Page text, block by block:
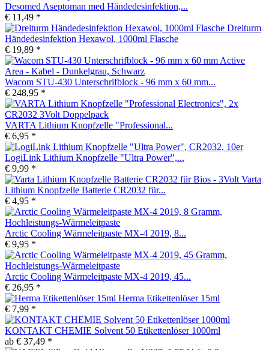
Desomed Aseptoman med Händedesinfektion,...
€ 11,49 *
Dreiturm
Händedesinfektion Hexawol, 1000ml Flasche
€ 19,89 *
Wacom STU-430 Unterschrifblock - 96 mm x 60 mm...
€ 248,95 *
VARTA Lithium Knopfzelle "Professional...
€ 6,95 *
LogiLink Lithium Knopfzelle "Ultra Power",...
€ 9,99 *
Varta
Lithium Knopfzelle Batterie CR2032 für...
€ 4,95 *
Arctic Cooling Wärmeleitpaste MX-4 2019, 8...
€ 9,95 *
Arctic Cooling Wärmeleitpaste MX-4 2019, 45...
€ 26,95 *
Herma Etikettenlöser 15ml
€ 7,99 *
KONTAKT CHEMIE Solvent 50 Etikettenlöser 1000ml
ab € 37,49 *